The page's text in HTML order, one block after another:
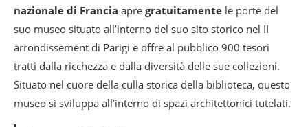
nazionale di Francia apre gratuitamente le porte del
suo museo situato all’interno del suo sito storico nel II
arrondissement di Parigi e offre al pubblico 900 tesori
tratti dalla ricchezza e dalla diversità delle sue collezioni.
Situato nel cuore della culla storica della biblioteca, questo
museo si sviluppa all’interno di spazi architettonici tutelati.